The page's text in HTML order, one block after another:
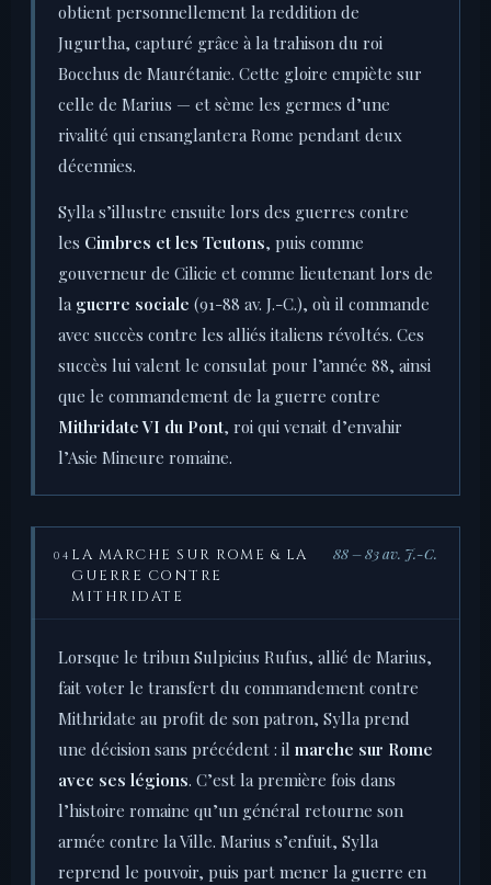
obtient personnellement la reddition de
Jugurtha, capturé grâce à la trahison du roi
Bocchus de Maurétanie. Cette gloire empiète sur
celle de Marius — et sème les germes d’une
rivalité qui ensanglantera Rome pendant deux
décennies.
Sylla s’illustre ensuite lors des guerres contre
les Cimbres et les Teutons, puis comme
gouverneur de Cilicie et comme lieutenant lors de
la guerre sociale (91-88 av. J.-C.), où il commande
avec succès contre les alliés italiens révoltés. Ces
succès lui valent le consulat pour l’année 88, ainsi
que le commandement de la guerre contre
Mithridate VI du Pont, roi qui venait d’envahir
l’Asie Mineure romaine.
04 LA MARCHE SUR ROME & LA
GUERRE CONTRE
MITHRIDATE
88 – 83 av. J.-C.
Lorsque le tribun Sulpicius Rufus, allié de Marius,
fait voter le transfert du commandement contre
Mithridate au profit de son patron, Sylla prend
une décision sans précédent : il marche sur Rome
avec ses légions. C’est la première fois dans
l’histoire romaine qu’un général retourne son
armée contre la Ville. Marius s’enfuit, Sylla
reprend le pouvoir, puis part mener la guerre en